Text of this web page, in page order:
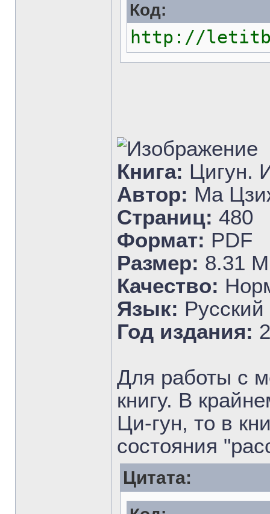
Код:
http://
Книга: Цигун.
Автор: Ма
Страниц: 480
Формат: PDF
Размер: 8.31
Качество:
Язык: Русский
Год издания:
Для работы с
книгу. В
Ци-гун, то в
состояния
Цитата: